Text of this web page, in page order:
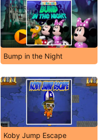
Bump in the Night
Koby Jump Escape